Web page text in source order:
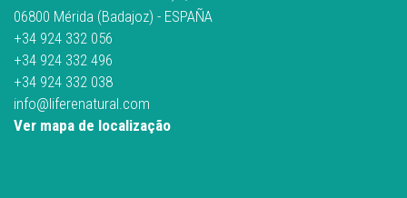
06800 Mérida (Badajoz) - ESPAÑA
+34 924 332 056
+34 924 332 496
+34 924 332 038
info@liferenatural.com
Ver mapa de localização